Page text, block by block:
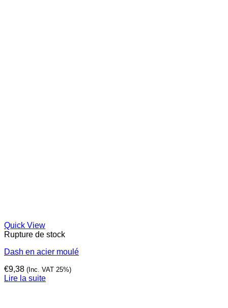
Quick View
Rupture de stock
Dash en acier moulé
€9,38 (Inc. VAT 25%)
Lire la suite